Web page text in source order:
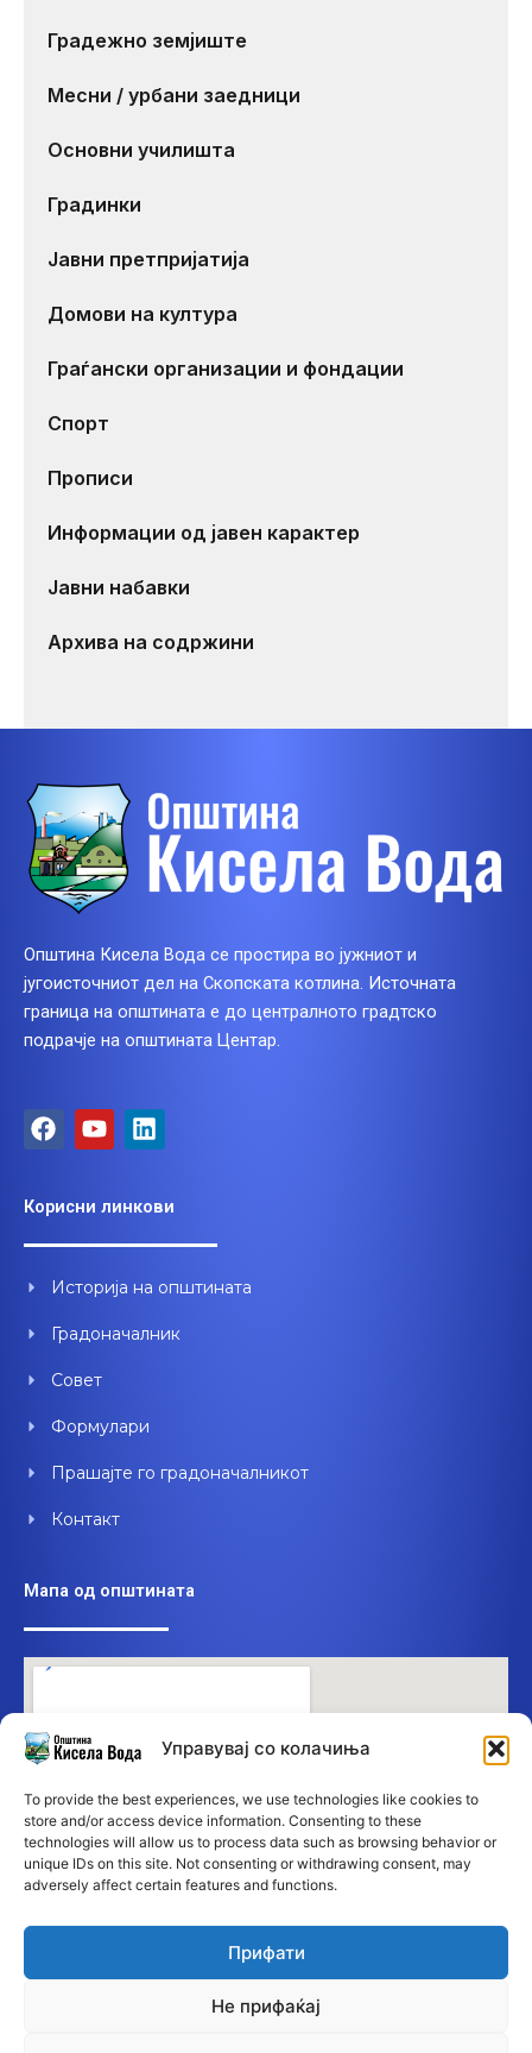
Управувај со колачиња
To provide the best experiences, we use technologies like cookies to
store and/or access device information. Consenting to these
technologies will allow us to process data such as browsing behavior or
unique IDs on this site. Not consenting or withdrawing consent, may
adversely affect certain features and functions.
Прифати
Не прифаќај
Градежно земјиште
Месни / урбани заедници
Основни училишта
Градинки
Јавни претпријатија
Домови на култура
Граѓански организации и фондации
Спорт
Прописи
Информации од јавен карактер
Јавни набавки
Архива на содржини
Општина Кисела Вода се простира во јужниот и
југоисточниот дел на Скопската котлина. Источната
граница на општината е до централното градтско
подрачје на општината Центар.
F
a
b
o
k
Y
o
u
b
L
i
e
d
n
Корисни линкови
Историја на општината
Градоначалник
Совет
Формулари
Прашајте го градоначалникот
Контакт
Мапа од општината